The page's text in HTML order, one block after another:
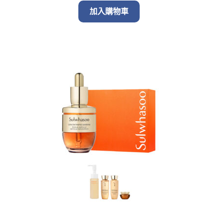
was:
加入購物車